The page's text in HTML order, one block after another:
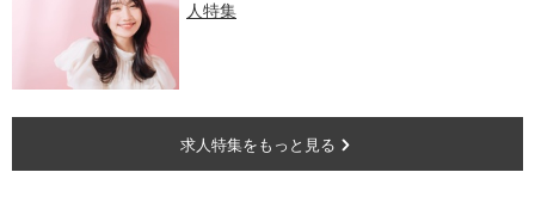
人特集
求人特集をもっと見る